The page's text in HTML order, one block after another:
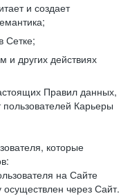
и создает
Сетке;
и других действиях
Правил данных,
Карьеры
которые
на Сайте
через Сайт.